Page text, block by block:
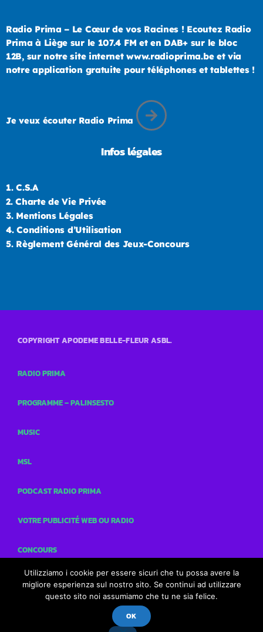
Radio Prima – Le Cœur de vos Racines ! Ecoutez Radio
Prima à Liège sur le 107.4 FM et en DAB+ sur le bloc
12B, sur notre site internet www.radioprima.be et via
notre application gratuite pour téléphones et tablettes !
Je veux écouter Radio Prima
Infos légales
1. C.S.A
2. Charte de Vie Privée
3. Mentions Légales
4. Conditions d’Utilisation
5. Règlement Général des Jeux-Concours
COPYRIGHT APODEME BELLE-FLEUR ASBL.
RADIO PRIMA
PROGRAMME – PALINSESTO
MUSIC
MSL
PODCAST RADIO PRIMA
VOTRE PUBLICITÉ WEB OU RADIO
CONCOURS
CONTACTS
Utilizziamo i cookie per essere sicuri che tu possa avere la
migliore esperienza sul nostro sito. Se continui ad utilizzare
questo sito noi assumiamo che tu ne sia felice.
OK